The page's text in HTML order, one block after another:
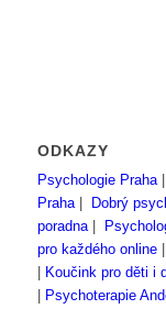
ODKAZY
Psychologie Praha|
Praha| Dobrý
poradna|
pro každého online|
Koučink pro děti i
Psychoterapie